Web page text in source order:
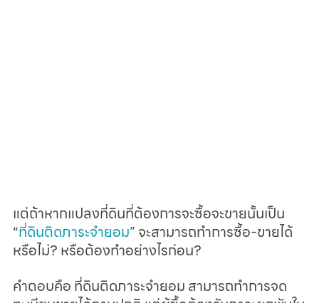
แต่ถ้าหากแปลงที่ดินที่ต้องการจะซื้อจะขายนั้นเป็น
“ที่ดินติดภาระจำยอม” จะสามารถทำการซื้อ-ขายได้
หรือไม่? หรือต้องทำอย่างไรก่อน?
คำตอบคือ ที่ดินติดภาระจำยอม สามารถทำการจด